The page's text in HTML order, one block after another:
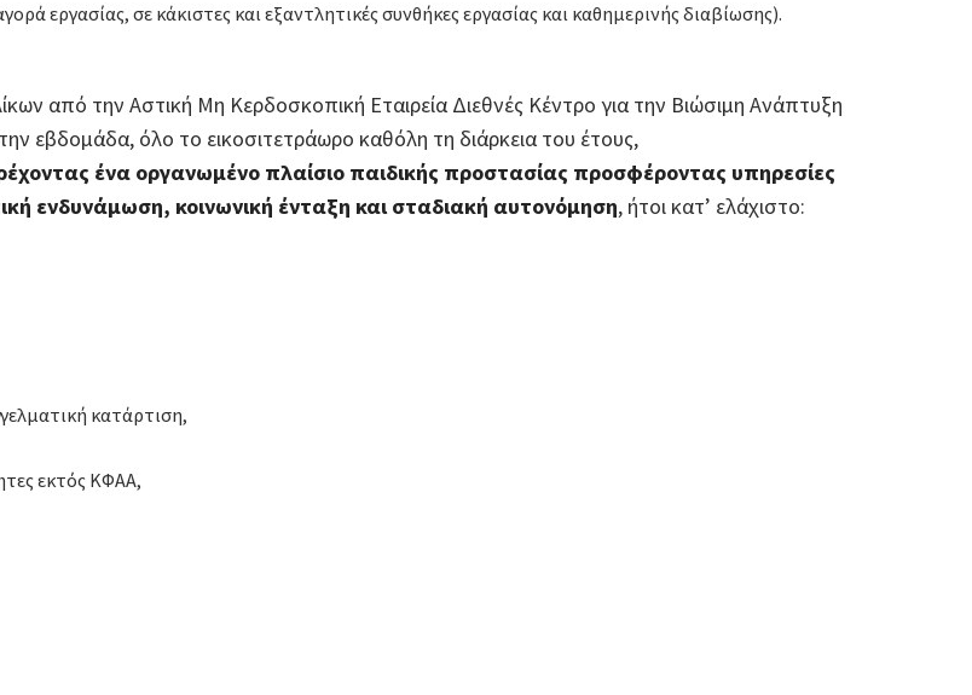
εργασίας, σε κάκιστες και εξαντλητικές συνθήκες εργασίας και καθημερινής διαβίωσης).
από την Αστική Μη Κερδοσκοπική Εταιρεία Διεθνές Κέντρο για την Βιώσιμη Ανάπτυξη
εβδομάδα, όλο το εικοσιτετράωρο καθόλη τη διάρκεια του έτους,
ένα οργανωμένο πλαίσιο παιδικής προστασίας προσφέροντας υπηρεσίες
ενδυνάμωση, κοινωνική ένταξη και σταδιακή αυτονόμηση, ήτοι κατ’ ελάχιστο:
κατάρτιση,
εκτός ΚΦΑΑ,